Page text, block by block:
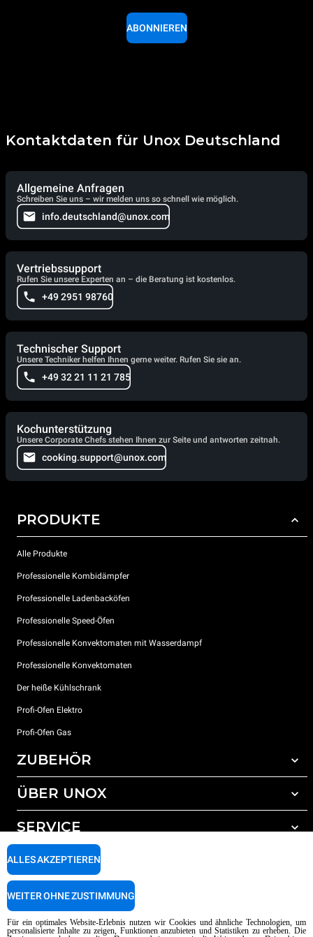
ABONNIEREN
Kontaktdaten für Unox Deutschland
Allgemeine Anfragen
Schreiben Sie uns – wir melden uns so schnell wie möglich.
info.deutschland@unox.com
Vertriebssupport
Rufen Sie unsere Experten an – die Beratung ist kostenlos.
+49 2951 98760
Technischer Support
Unsere Techniker helfen Ihnen gerne weiter. Rufen Sie sie an.
+49 32 21 11 21 785
Kochunterstützung
Unsere Corporate Chefs stehen Ihnen zur Seite und antworten zeitnah.
cooking.support@unox.com
PRODUKTE
Alle Produkte
Professionelle Kombidämpfer
Professionelle Ladenbacköfen
Professionelle Speed-Öfen
Professionelle Konvektomaten mit Wasserdampf
Professionelle Konvektomaten
Der heiße Kühlschrank
Profi-Ofen Elektro
Profi-Ofen Gas
ZUBEHÖR
Gesamtes Zubehör
Wasseraufbereitung mit Kunstharzfiltern
Wasseraufbereitung durch Umkehrosmose
ÜBER UNOX
Unsere Standorte weltweit
SERVICE
Unox garantie
Händler Suche
Für ein optimales Website-Erlebnis nutzen wir Cookies und ähnliche Technologien, um
personalisierte Inhalte zu zeigen, Funktionen anzubieten und Statistiken zu erheben. Die
ALLES AKZEPTIEREN
WEITER OHNE ZUSTIMMUNG